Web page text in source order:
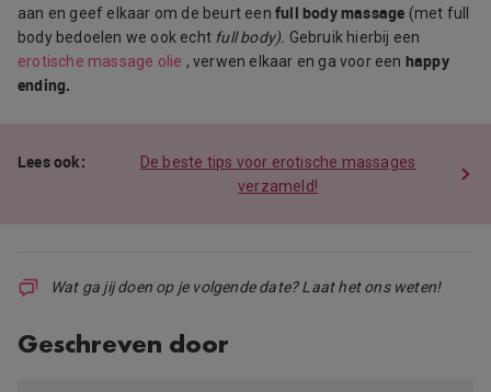
aan en geef elkaar om de beurt een full body massage (met full
body bedoelen we ook echt full body). Gebruik hierbij een
erotische massage olie , verwen elkaar en ga voor een happy
ending.
De beste tips voor erotische massages
verzameld!
Wat ga jij doen op je volgende date? Laat het ons weten!
Geschreven door